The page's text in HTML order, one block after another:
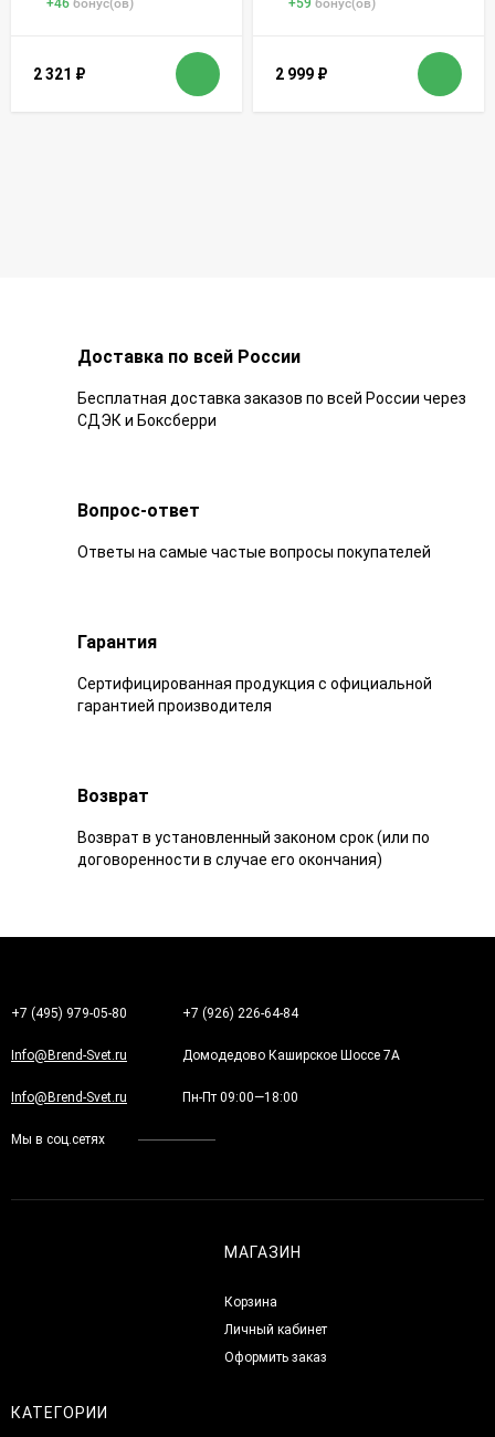
+46 бонус(ов)
2 321 ₽
+59 бонус(ов)
2 999 ₽
Доставка по всей России
Бесплатная доставка заказов по всей России через
СДЭК и Боксберри
Вопрос-ответ
Ответы на самые частые вопросы покупателей
Гарантия
Сертифицированная продукция с официальной
гарантией производителя
Возврат
Возврат в установленный законом срок (или по
договоренности в случае его окончания)
+7 (495) 979-05-80 +7 (926) 226-64-84
Info@Brend-Svet.ru Домодедово Каширское Шоссе 7А
Info@Brend-Svet.ru Пн-Пт 09:00—18:00
Мы в соц.сетях
МАГАЗИН
Корзина
Личный кабинет
Оформить заказ
КАТЕГОРИИ